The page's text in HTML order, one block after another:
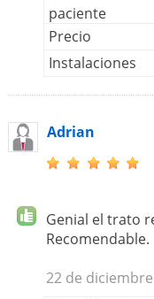
paciente
Precio
Instalaciones
Adrian
Genial el trato
Recomendable.
22 de